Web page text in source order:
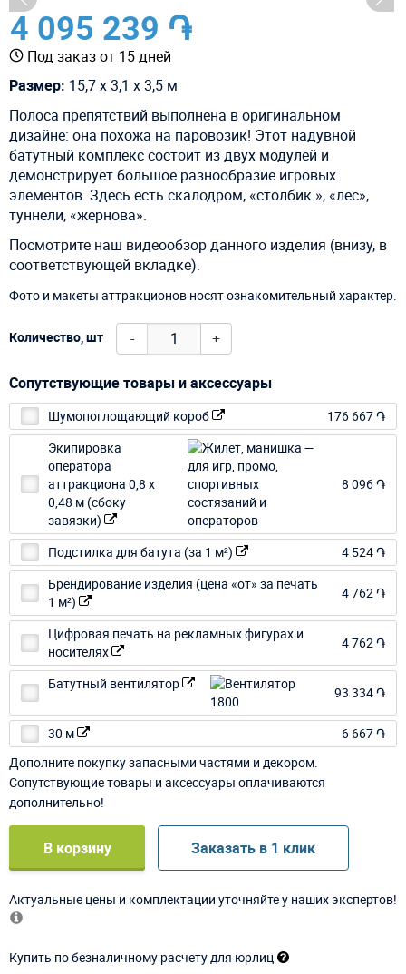
4 095 239 ֏
Под заказ от 15 дней
Размер: 15,7 х 3,1 х 3,5 м
Полоса препятствий выполнена в оригинальном
дизайне: она похожа на паровозик! Этот надувной
батутный комплекс состоит из двух модулей и
демонстрирует большое разнообразие игровых
элементов. Здесь есть скалодром, «столбик.», «лес»,
туннели, «жернова».
Посмотрите наш видеообзор данного изделия (внизу, в
соответствующей вкладке).
Фото и макеты аттракционов носят ознакомительный характер.
Количество, шт - +
Сопутствующие товары и аксессуары
Шумопоглощающий короб
176 667 ֏
Экипировка
оператора
аттракциона 0,8 х
0,48 м (сбоку
завязки)
8 096 ֏
Подстилка для батута (за 1 м²)
4 524 ֏
Брендирование изделия (цена «от» за печать
1 м²)
4 762 ֏
Цифровая печать на рекламных фигурах и
носителях
4 762 ֏
Батутный вентилятор
93 334 ֏
30 м
6 667 ֏
Дополните покупку запасными частями и декором.
Сопутствующие товары и аксессуары оплачиваются
дополнительно!
В корзину Заказать в 1 клик
Актуальные цены и комплектации уточняйте у наших экспертов!
Купить по безналичному расчету для юрлиц